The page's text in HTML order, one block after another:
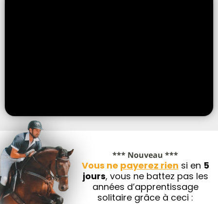
*** Nouveau ***
Vous ne payerez rien si en 5
jours, vous ne battez pas les
années d’apprentissage
solitaire grâce à ceci :